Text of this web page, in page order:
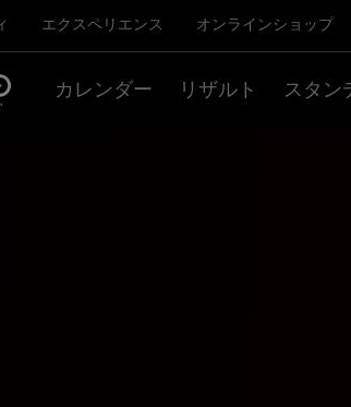
エクスペリエンス オンラインショップ
カレンダー リザルト スタン